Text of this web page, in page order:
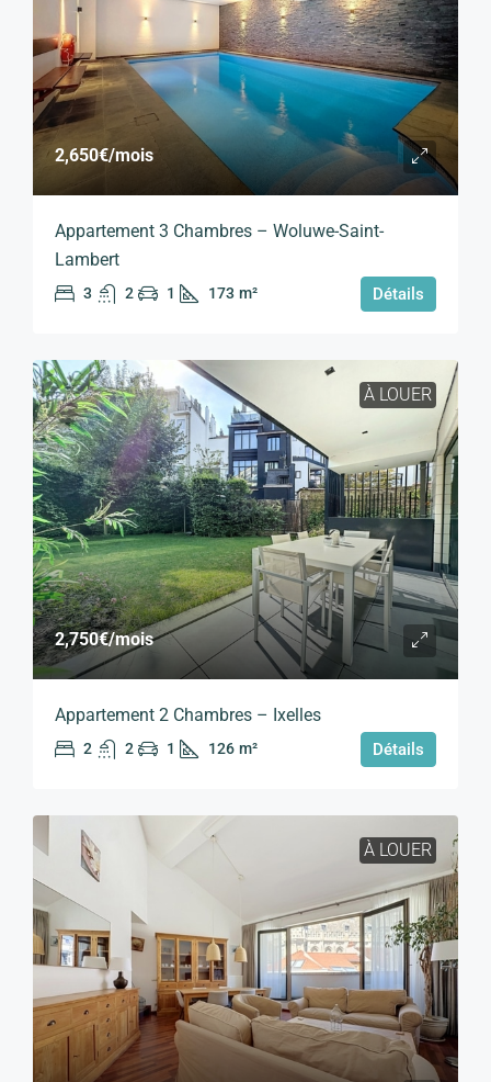
2,650€/mois
Appartement 3 Chambres – Woluwe-Saint-
Lambert
3 2 1 173 m² Détails
À LOUER
2,750€/mois
Appartement 2 Chambres – Ixelles
2 2 1 126 m² Détails
À LOUER